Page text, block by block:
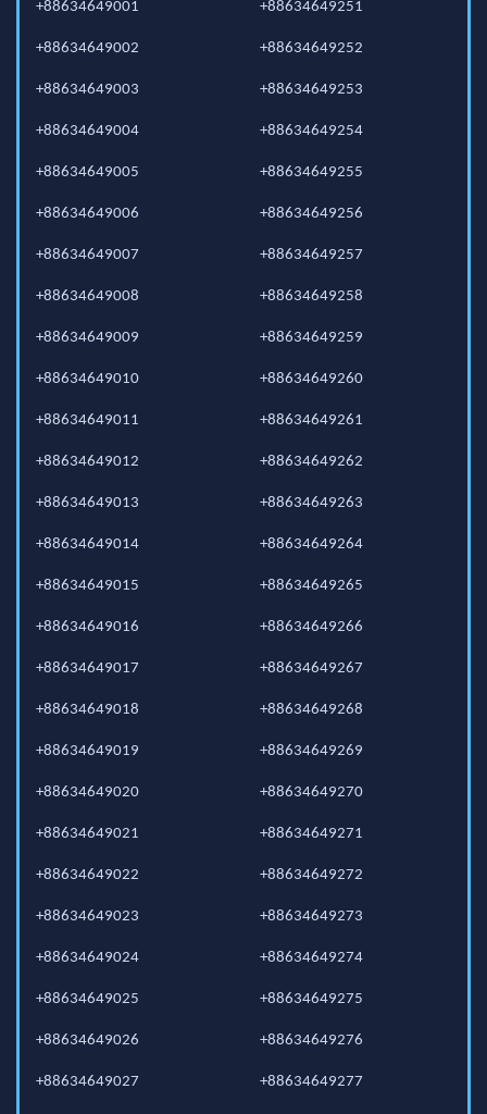
+88634649001
+88634649002
+88634649003
+88634649004
+88634649005
+88634649006
+88634649007
+88634649008
+88634649009
+88634649010
+88634649011
+88634649012
+88634649013
+88634649014
+88634649015
+88634649016
+88634649017
+88634649018
+88634649019
+88634649020
+88634649021
+88634649022
+88634649023
+88634649024
+88634649025
+88634649026
+88634649027
+88634649251
+88634649252
+88634649253
+88634649254
+88634649255
+88634649256
+88634649257
+88634649258
+88634649259
+88634649260
+88634649261
+88634649262
+88634649263
+88634649264
+88634649265
+88634649266
+88634649267
+88634649268
+88634649269
+88634649270
+88634649271
+88634649272
+88634649273
+88634649274
+88634649275
+88634649276
+88634649277